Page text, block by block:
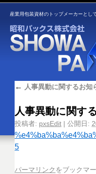
産業用包装資材のトップメーカーとし
← 人事異動に関するお知
人事異動に関す
投稿者: pxsEdit | 公開日:
5
パーマリンク をブックマ